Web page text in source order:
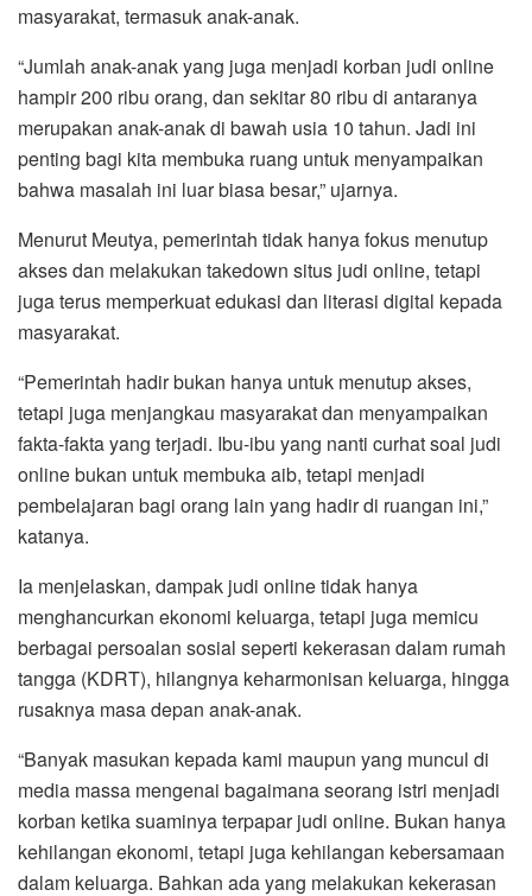
masyarakat, termasuk anak-anak.
“Jumlah anak-anak yang juga menjadi korban judi online
hampir 200 ribu orang, dan sekitar 80 ribu di antaranya
merupakan anak-anak di bawah usia 10 tahun. Jadi ini
penting bagi kita membuka ruang untuk menyampaikan
bahwa masalah ini luar biasa besar,” ujarnya.
Menurut Meutya, pemerintah tidak hanya fokus menutup
akses dan melakukan takedown situs judi online, tetapi
juga terus memperkuat edukasi dan literasi digital kepada
masyarakat.
“Pemerintah hadir bukan hanya untuk menutup akses,
tetapi juga menjangkau masyarakat dan menyampaikan
fakta-fakta yang terjadi. Ibu-ibu yang nanti curhat soal judi
online bukan untuk membuka aib, tetapi menjadi
pembelajaran bagi orang lain yang hadir di ruangan ini,”
katanya.
Ia menjelaskan, dampak judi online tidak hanya
menghancurkan ekonomi keluarga, tetapi juga memicu
berbagai persoalan sosial seperti kekerasan dalam rumah
tangga (KDRT), hilangnya keharmonisan keluarga, hingga
rusaknya masa depan anak-anak.
“Banyak masukan kepada kami maupun yang muncul di
media massa mengenai bagaimana seorang istri menjadi
korban ketika suaminya terpapar judi online. Bukan hanya
kehilangan ekonomi, tetapi juga kehilangan kebersamaan
dalam keluarga. Bahkan ada yang melakukan kekerasan